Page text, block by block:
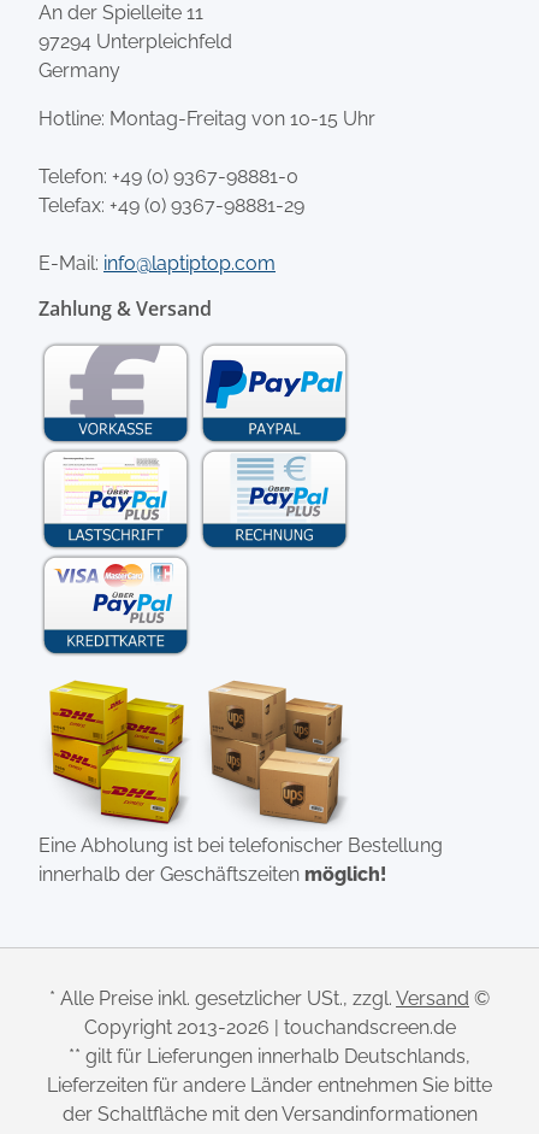
An der Spielleite 11
97294 Unterpleichfeld
Germany
Hotline: Montag-Freitag von 10-15 Uhr
Telefon: +49 (0) 9367-98881-0
Telefax: +49 (0) 9367-98881-29
E-Mail: info@laptiptop.com
Zahlung & Versand
Eine Abholung ist bei telefonischer Bestellung
innerhalb der Geschäftszeiten möglich!
* Alle Preise inkl. gesetzlicher USt., zzgl. Versand ©
Copyright 2013-2026 | touchandscreen.de
** gilt für Lieferungen innerhalb Deutschlands,
Lieferzeiten für andere Länder entnehmen Sie bitte
der Schaltfläche mit den Versandinformationen